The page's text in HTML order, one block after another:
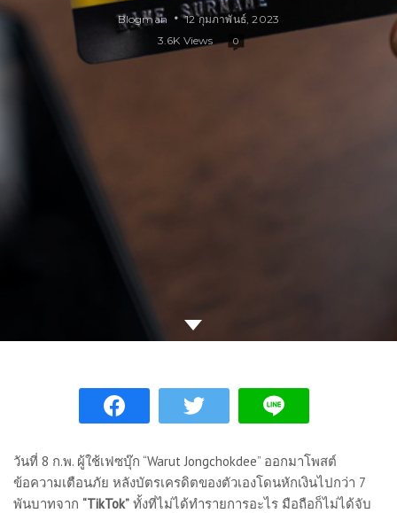
Blogman
12 กุมภาพันธ์, 2023
3.6K Views
0
วันที่ 8 ก.พ. ผู้ใช้เฟซบุ๊ก “Warut Jongchokdee” ออกมาโพสต์
ข้อความเตือนภัย หลังบัตรเครดิตของตัวเองโดนหักเงินไปกว่า 7
พันบาทจาก “TikTok” ทั้งที่ไม่ได้ทำรายการอะไร มือถือก็ไม่ได้จับ